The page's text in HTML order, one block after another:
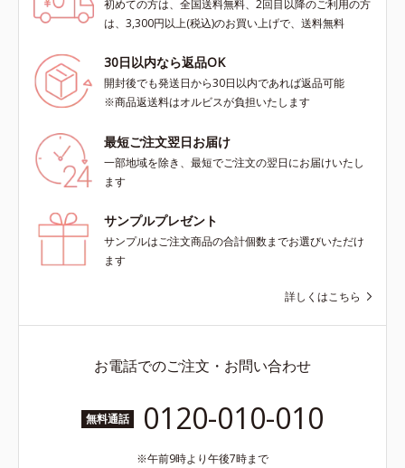
初めての方は、全国送料無料、2回目以降のご利用の方
は、3,300円以上(税込)のお買い上げで、送料無料
30日以内なら返品OK
開封後でも発送日から30日以内であれば返品可能
※商品返送料はオルビスが負担いたします
最短ご注文翌日お届け
一部地域を除き、最短でご注文の翌日にお届けいたし
ます
サンプルプレゼント
サンプルはご注文商品の合計個数までお選びいただけ
ます
詳しくはこちら
お電話でのご注文・お問い合わせ
無料通話 0120-010-010
午前9時より午後7時まで